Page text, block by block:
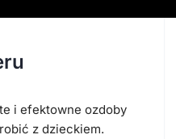
i efektowne ozdoby
z dzieckiem.